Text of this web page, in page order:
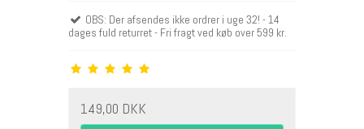
OBS: Der afsendes ikke ordrer i uge 32! - 14
dages fuld returret - Fri fragt ved køb over 599 kr.
149,00 DKK